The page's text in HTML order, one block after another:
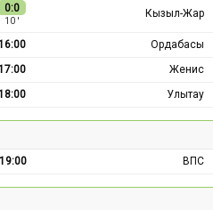
0:0
10 ′
Кызыл-Жар
Ордабасы
Женис
Улытау
19:00 ВПС